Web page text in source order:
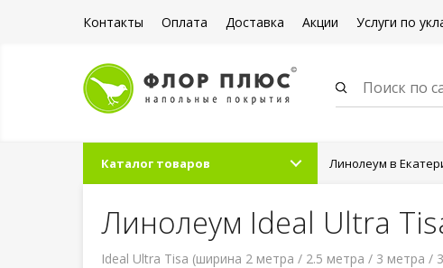
Контакты Оплата Доставка Акции Услуги по
Каталог товаров Линолеум в
Линолеум Ideal Ultra
Ideal Ultra Tisa (ширина 2 метра / 2.5 метра / 3 метра /